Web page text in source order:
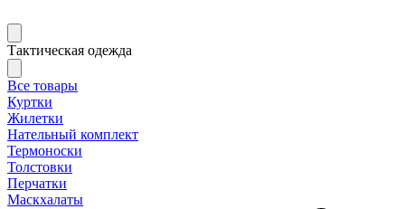
Тактическая одежда
Все товары
Куртки
Жилетки
Нательный комплект
Термоноски
Толстовки
Перчатки
Маскхалаты